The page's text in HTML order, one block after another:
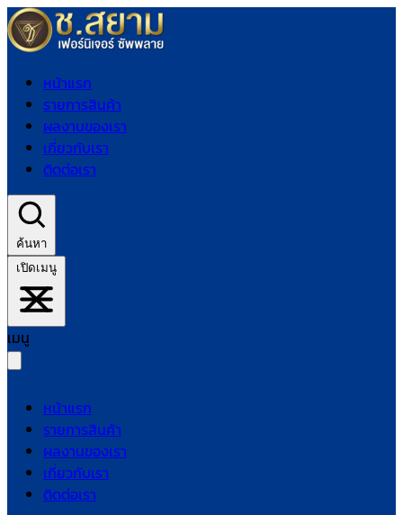
หน้าแรก
รายการสินค้า
ผลงานของเรา
เกี่ยวกับเรา
ติดต่อเรา
ค้นหา
เปิดเมนู
เมนู
หน้าแรก
รายการสินค้า
ผลงานของเรา
เกี่ยวกับเรา
ติดต่อเรา